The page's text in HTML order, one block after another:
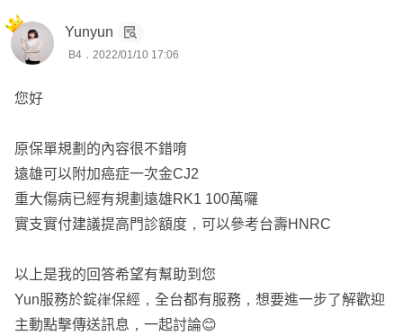
Yunyun
B4．2022/01/10 17:06
您好
原保單規劃的內容很不錯唷
遠雄可以附加癌症一次金CJ2
重大傷病已經有規劃遠雄RK1 100萬囉
實支實付建議提高門診額度，可以參考台壽HNRC
以上是我的回答希望有幫助到您
Yun服務於錠嵂保經，全台都有服務，想要進一步了解歡迎
主動點擊傳送訊息，一起討論😊